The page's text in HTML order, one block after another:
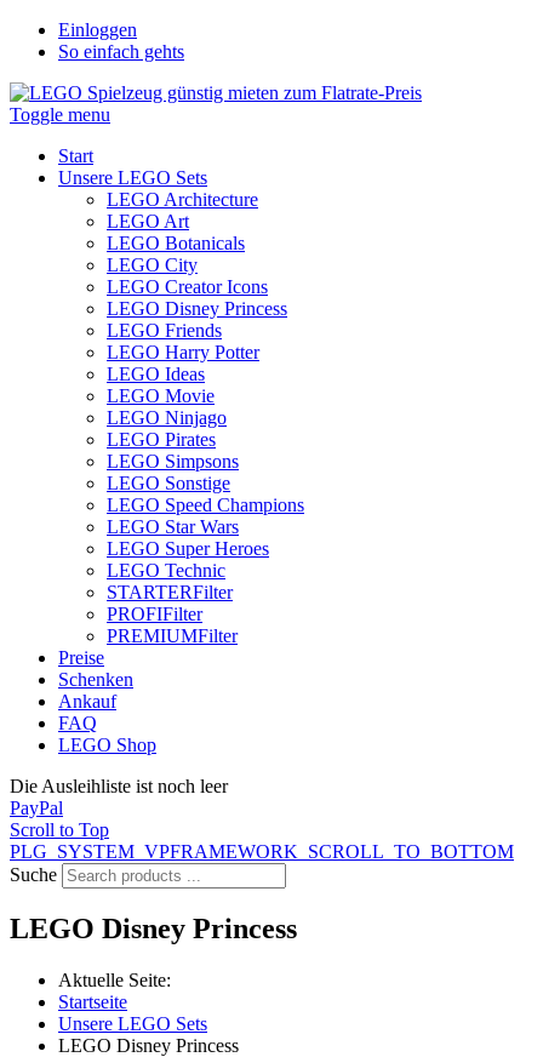
Einloggen
So einfach gehts
Toggle menu
Start
Unsere LEGO Sets
LEGO Architecture
LEGO Art
LEGO Botanicals
LEGO City
LEGO Creator Icons
LEGO Disney Princess
LEGO Friends
LEGO Harry Potter
LEGO Ideas
LEGO Movie
LEGO Ninjago
LEGO Pirates
LEGO Simpsons
LEGO Sonstige
LEGO Speed Champions
LEGO Star Wars
LEGO Super Heroes
LEGO Technic
STARTERFilter
PROFIFilter
PREMIUMFilter
Preise
Schenken
Ankauf
FAQ
LEGO Shop
Die Ausleihliste ist noch leer
PayPal
Scroll to Top
PLG_SYSTEM_VPFRAMEWORK_SCROLL_TO_BOTTOM
Suche
LEGO Disney Princess
Aktuelle Seite:
Startseite
Unsere LEGO Sets
LEGO Disney Princess